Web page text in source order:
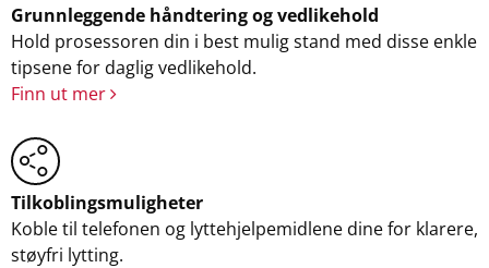
Grunnleggende håndtering og vedlikehold
Hold prosessoren din i best mulig stand med disse enkle
tipsene for daglig vedlikehold.
Finn ut mer
Tilkoblingsmuligheter
Koble til telefonen og lyttehjelpemidlene dine for klarere,
støyfri lytting.